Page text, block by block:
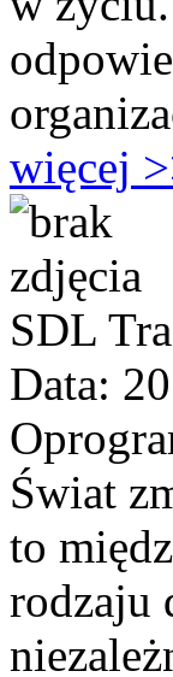
więcej
SDL
Data:
Świat
to
rodzaju